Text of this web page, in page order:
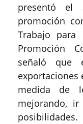
presentó el
promoción
Trabajo
Promoción
señaló que
exportaciones
medida de
mejorando,
posibilidades.